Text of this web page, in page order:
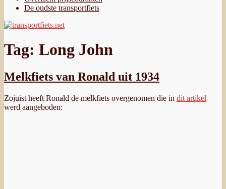
De oudste transportfiets
Tag: Long John
Melkfiets van Ronald uit 1934
Zojuist heeft Ronald de melkfiets overgenomen die in dit artikel
werd aangeboden: